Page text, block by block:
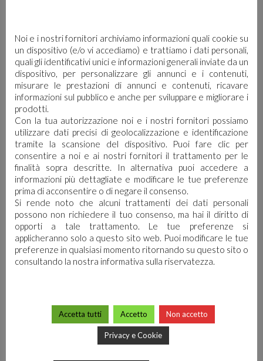
ALADIN 1 FLOOR
LAVENDER
ALADIN 1 FLOOR
Noi e i nostri fornitori archiviamo informazioni quali cookie su
un dispositivo (e/o vi accediamo) e trattiamo i dati personali,
quali gli identificativi unici e informazioni generali inviate da un
dispositivo, per personalizzare gli annunci e i contenuti,
misurare le prestazioni di annunci e contenuti, ricavare
informazioni sul pubblico e anche per sviluppare e migliorare i
prodotti.
Con la tua autorizzazione noi e i nostri fornitori possiamo
utilizzare dati precisi di geolocalizzazione e identificazione
tramite la scansione del dispositivo. Puoi fare clic per
consentire a noi e ai nostri fornitori il trattamento per le
finalità sopra descritte. In alternativa puoi accedere a
informazioni più dettagliate e modificare le tue preferenze
prima di acconsentire o di negare il consenso.
Si rende noto che alcuni trattamenti dei dati personali
possono non richiedere il tuo consenso, ma hai il diritto di
opporti a tale trattamento. Le tue preferenze si
applicheranno solo a questo sito web. Puoi modificare le tue
preferenze in qualsiasi momento ritornando su questo sito o
consultando la nostra informativa sulla riservatezza.
Accetta tutti Accetto Non accetto
Privacy e Cookie